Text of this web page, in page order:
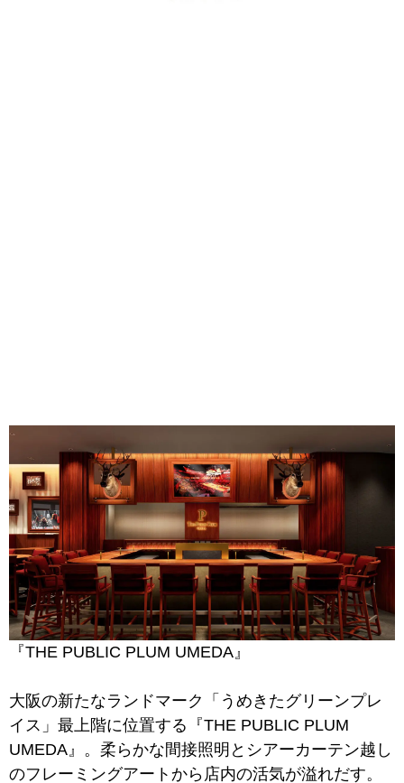
『THE PUBLIC PLUM UMEDA』
大阪の新たなランドマーク「うめきたグリーンプレ
イス」最上階に位置する『THE PUBLIC PLUM
UMEDA』。柔らかな間接照明とシアーカーテン越し
のフレーミングアートから店内の活気が溢れだす。